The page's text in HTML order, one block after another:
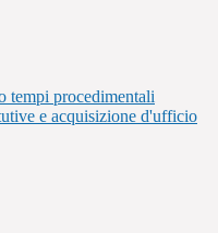
tempi procedimentali
e acquisizione d'ufficio